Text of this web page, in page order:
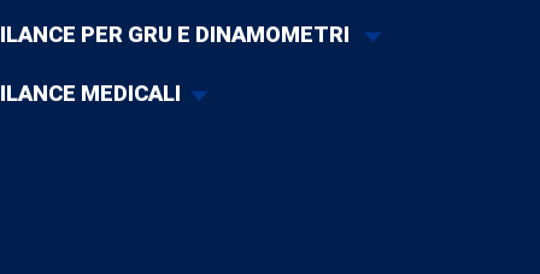
PER GRU E DINAMOMETRI
MEDICALI